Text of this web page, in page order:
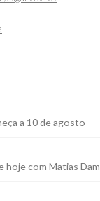
a 10 de agosto
hoje com Matias